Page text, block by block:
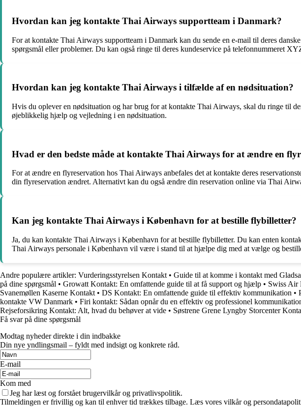
Hvordan kan jeg kontakte Thai Airways supportteam i Danmark?
For at kontakte Thai Airways supportteam i Danmark kan du sende en e-mail til deres
spørgsmål eller problemer. Du kan også ringe til deres kundeservice på telefonnummeret
Hvordan kan jeg kontakte Thai Airways i tilfælde af en nødsituation?
Hvis du oplever en nødsituation og har brug for at kontakte Thai Airways, skal du ringe til
øjeblikkelig hjælp og vejledning i en nødsituation.
Hvad er den bedste måde at kontakte Thai Airways for at ændre en
For at ændre en flyreservation hos Thai Airways anbefales det at kontakte deres
din flyreservation ændret. Alternativt kan du også ændre din reservation online via Thai
Kan jeg kontakte Thai Airways i København for at bestille flybilletter?
Ja, du kan kontakte Thai Airways i København for at bestille flybilletter. Du kan enten
Thai Airways personale i København vil være i stand til at hjælpe dig med at vælge og
Andre populære artikler: Vurderingsstyrelsen Kontakt • Guide til at komme i kontakt med
på dine spørgsmål • Growatt Kontakt: En omfattende guide til at få support og hjælp • Swiss Air
Svanemøllen Kaserne Kontakt • DS Kontakt: En omfattende guide til effektiv kommunikation •
kontakte VW Danmark • Firi kontakt: Sådan opnår du en effektiv og professionel
Rejseforsikring Kontakt: Alt, hvad du behøver at vide • Søstrene Grene Lyngby Storcenter
Få svar på dine spørgsmål
Modtag nyheder direkte i din indbakke
Din nye yndlingsmail – fyldt med indsigt og konkrete råd.
E-mail
Kom med
Jeg har læst og forstået brugervilkår og privatlivspolitik.
Tilmeldingen er frivillig og kan til enhver tid trækkes tilbage. Læs vores vilkår og